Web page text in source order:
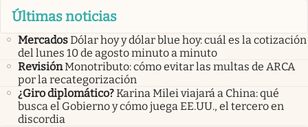
Últimas noticias
MercadosDólar hoy y dólar blue hoy: cuál es la cotización
del lunes 10 de agosto minuto a minuto
RevisiónMonotributo: cómo evitar las multas de ARCA
por la recategorización
¿Giro diplomático?Karina Milei viajará a China: qué
busca el Gobierno y cómo juega EE.UU., el tercero en
discordia